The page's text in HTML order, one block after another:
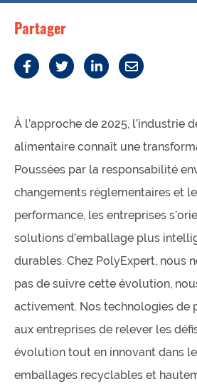
À l’approche de 2025, l’industrie
alimentaire connaît une
Poussées par la responsabilité
changements réglementaires et
performance, les entreprises
solutions d’emballage plus
durables. Chez PolyExpert, nous
pas de suivre cette évolution,
activement. Nos technologies de
aux entreprises de relever les
évolution tout en innovant dans
emballages recyclables et
Partager